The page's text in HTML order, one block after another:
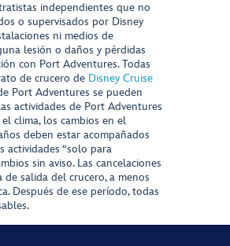
independientes que no
o supervisados por Disney
ni medios de
lesión o daños y pérdidas
con Port Adventures. Todas
de crucero de Disney Cruise
Port Adventures se pueden
actividades de Port Adventures
clima, los cambios en el
deben estar acompañados
“solo para
sin aviso. Las cancelaciones
salida del crucero, a menos
Después de ese período, todas